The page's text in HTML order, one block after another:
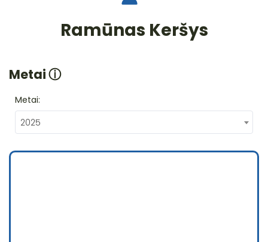
Ramūnas Keršys
Metaiⓘ
Metai:
2025